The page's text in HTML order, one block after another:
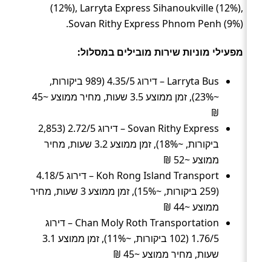
(12%), Larryta Express Sihanoukville (12%),
Sovan Rithy Express Phnom Penh (9%).
מפעילי מוניות שירות מובילים במסלול:
Larryta Bus – דירוג 4.35/5 (989 ביקורות,
~23%), זמן ממוצע 3.5 שעות, מחיר ממוצע ~45
₪
Sovan Rithy Express – דירוג 2.72/5 (2,853
ביקורות, ~18%), זמן ממוצע 3.2 שעות, מחיר
ממוצע ~52 ₪
Koh Rong Island Transport – דירוג 4.18/5
(259 ביקורות, ~15%), זמן ממוצע 3 שעות, מחיר
ממוצע ~44 ₪
Chan Moly Roth Transportation – דירוג
1.76/5 (102 ביקורות, ~11%), זמן ממוצע 3.1
שעות, מחיר ממוצע ~45 ₪